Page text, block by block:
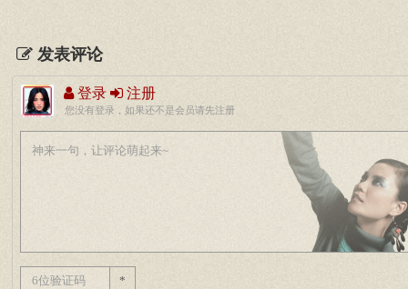
发表评论
登录 注册
您没有登录，如果还不是会员请先注册
*